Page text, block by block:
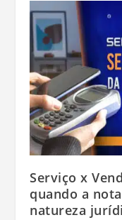
Serviço x
quando a
natureza